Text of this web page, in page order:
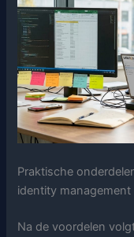
Praktische
identity management
Na de voordelen